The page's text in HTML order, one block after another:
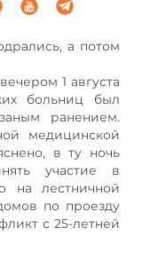
а потом
1 августа
больниц был
ранением.
медицинской
в ту ночь
участие в
на лестничной
по проезду
с 25-летней